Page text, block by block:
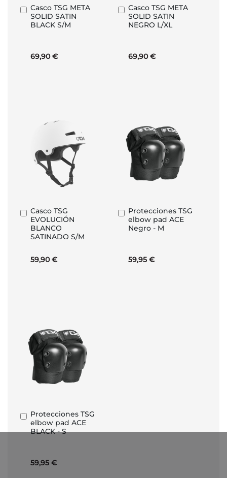
Casco TSG META
SOLID SATIN
BLACK S/M
69,90 €
Añadir
al
carrito
Casco TSG META
SOLID SATIN
NEGRO L/XL
69,90 €
Añadir
al
carrito
Casco TSG
EVOLUCIÓN
BLANCO
SATINADO S/M
59,90 €
Añadir
al
carrito
Protecciones TSG
elbow pad ACE
Negro - M
59,95 €
Añadir
al
carrito
Protecciones TSG
elbow pad ACE
BLACK - S
59,95 €
Añadir
al
carrito